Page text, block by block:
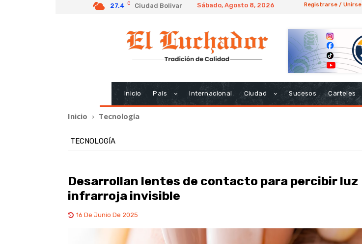
27.4 C Ciudad Bolivar Sábado, Agosto 8, 2026 Registrarse / Unirse
Inicio País Internacional Ciudad Sucesos Carteles
Inicio Tecnología
TECNOLOGÍA
Desarrollan lentes de contacto para percibir luz
infrarroja invisible
16 De Junio De 2025